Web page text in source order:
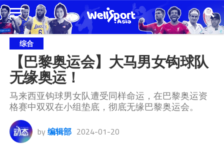
综合
【巴黎奥运会】大马男女钩球队
无缘奥运！
马来西亚钩球男女队遭受同样命运，在巴黎奥运资
格赛中双双在小组垫底，彻底无缘巴黎奥运会。
by 编辑部 2024-01-20